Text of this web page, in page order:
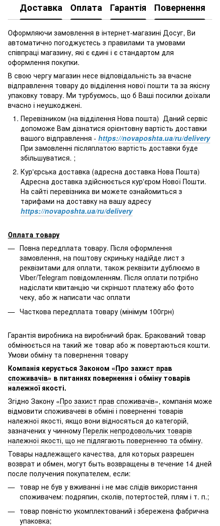
Доставка Оплата Гарантія Повернення
Оформляючи замовлення в інтернет-магазині Досуг, Ви
автоматично погоджуєтесь з правилами та умовами
співпраці магазину, які є єдині і є стандартом для
оформлення покупки.
В свою чергу магазин несе відповідальність за вчасне
відправлення товару до відділення нової пошти та за якісну
упаковку товару. Ми турбуємось, що б Ваші посилки доїхали
вчасно і неушкоджені.
Перевізником (на відділення Нова пошта) Даний сервіс
допоможе Вам дізнатися орієнтовну вартість доставки
вашого відправлення - https://novaposhta.ua/ru/delivery
При замовленні післяплатою вартість доставки буде
збільшуватися. ;
Кур'єрська доставка (адресна доставка Нова Пошта)
Адресна доставка здійснюється кур'єром Нової Пошти.
На сайті перевізника ви можете ознайомиться з
тарифами на доставку на вашу адресу
https://novaposhta.ua/ru/delivery
Оплата товару
Повна передплата товару. Після оформлення
замовлення, на поштову скриньку надійде лист з
реквізитами для оплати, також реквізити дублюємо в
Viber/Telegram повідомленням. Після оплати потрібно
надіслати квитанцію чи скріншот платежу або фото
чеку, або ж написати час оплати
Часткова передплата товару (мінімум 100грн)
Гарантія виробника на виробничий брак. Бракований товар
обмінюється на такий же товар або ж повертаються кошти.
Умови обміну та повернення товару
Компанія керується Законом «Про захист прав
споживачів» в питаннях повернення і обміну товарів
належної якості.
Згідно Закону «Про захист прав споживачів», компанія може
відмовити споживачеві в обміні і поверненні товарів
належної якості, якщо вони відносяться до категорій,
зазначених у чинному Перелік непродовольчих товарів
належної якості, що не підлягають поверненню та обміну.
Товары надлежащего качества, для которых разрешен
возврат и обмен, могут быть возвращены в течение 14 дней
после получения покупателем, если:
товар не був у вживанні і не має слідів використання
споживачем: подряпин, сколів, потертостей, плям і т. п.;
товар повністю укомплектований і збережена фабрична
упаковка;